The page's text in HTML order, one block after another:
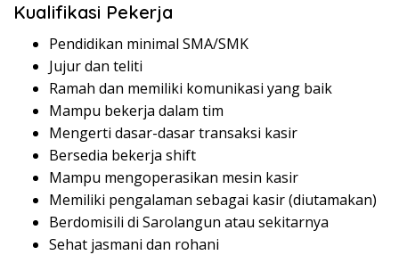
Kualifikasi Pekerja
Pendidikan minimal SMA/SMK
Jujur dan teliti
Ramah dan memiliki komunikasi yang baik
Mampu bekerja dalam tim
Mengerti dasar-dasar transaksi kasir
Bersedia bekerja shift
Mampu mengoperasikan mesin kasir
Memiliki pengalaman sebagai kasir (diutamakan)
Berdomisili di Sarolangun atau sekitarnya
Sehat jasmani dan rohani